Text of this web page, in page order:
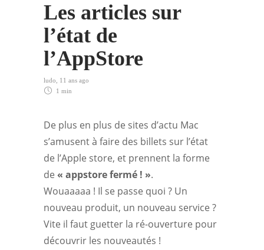
Les articles sur
l’état de
l’AppStore
ludo
11 ans ago
1 min
De plus en plus de sites d’actu Mac
s’amusent à faire des billets sur l’état
de l’Apple store, et prennent la forme
de « appstore fermé ! ».
Wouaaaaa ! Il se passe quoi ? Un
nouveau produit, un nouveau service ?
Vite il faut guetter la ré-ouverture pour
découvrir les nouveautés !